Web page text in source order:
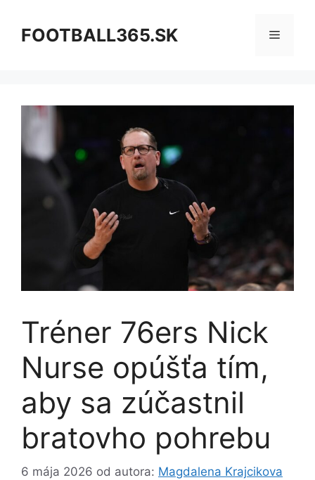
obsahFOOTBALL365.SK Menu
Tréner 76ers Nick
Nurse opúšťa tím,
aby sa zúčastnil
bratovho pohrebu
6 mája 2026 od autora: Magdalena Krajcikova